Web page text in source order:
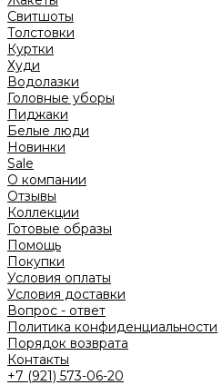
Свитшоты
Толстовки
Куртки
Худи
Водолазки
Головные уборы
Пиджаки
Белые люди
Новинки
Sale
О компании
Отзывы
Коллекции
Готовые образы
Помощь
Покупки
Условия оплаты
Условия доставки
Вопрос - ответ
Политика конфиденциальности
Порядок возврата
Контакты
+7 (921) 573-06-20